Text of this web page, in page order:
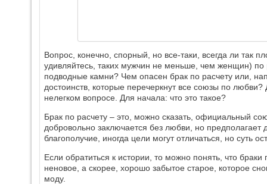
Вопрос, конечно, спорный, но все-таки, всегда ли так
удивляйтесь, таких мужчин не меньше, чем женщин) по
подводные камни? Чем опасен брак по расчету или,
достоинств, которые перечеркнут все союзы по
нелегком вопросе. Для начала: что это такое?
Брак по расчету – это, можно сказать, официальный
добровольно заключается без любви, но
благополучие, иногда цели могут отличаться, но суть
Если обратиться к истории, то можно понять, что
неновое, а скорее, хорошо забытое старое, которое
моду.